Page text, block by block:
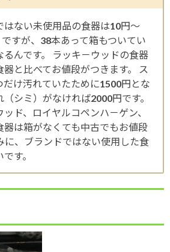
はない未使用品の食器は10円～
すが、38本あって箱もついてい
るんです。 ラッキ－ウッドの食器
と比べてお値段がつきます。 ス
だけ汚れていたために1500円とな
シミ）がなければ2000円です。
ド、ロイヤルコペンハ－ゲン、
器は箱がなくても中古でもお値段
に、ブランドではない使用した食
す。